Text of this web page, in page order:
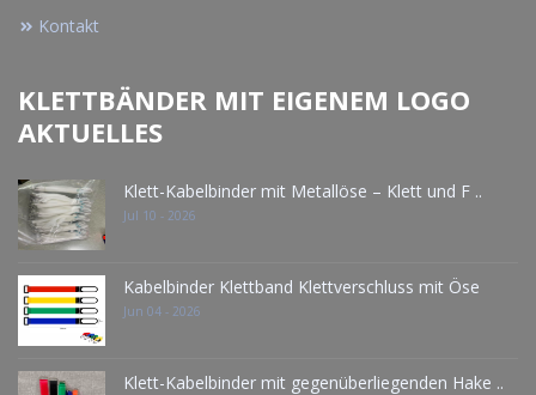
Kontakt
KLETTBÄNDER MIT EIGENEM LOGO
AKTUELLES
Klett-Kabelbinder mit Metallöse – Klett und F ..
Jul 10 - 2026
Kabelbinder Klettband Klettverschluss mit Öse
Jun 04 - 2026
Klett-Kabelbinder mit gegenüberliegenden Hake ..